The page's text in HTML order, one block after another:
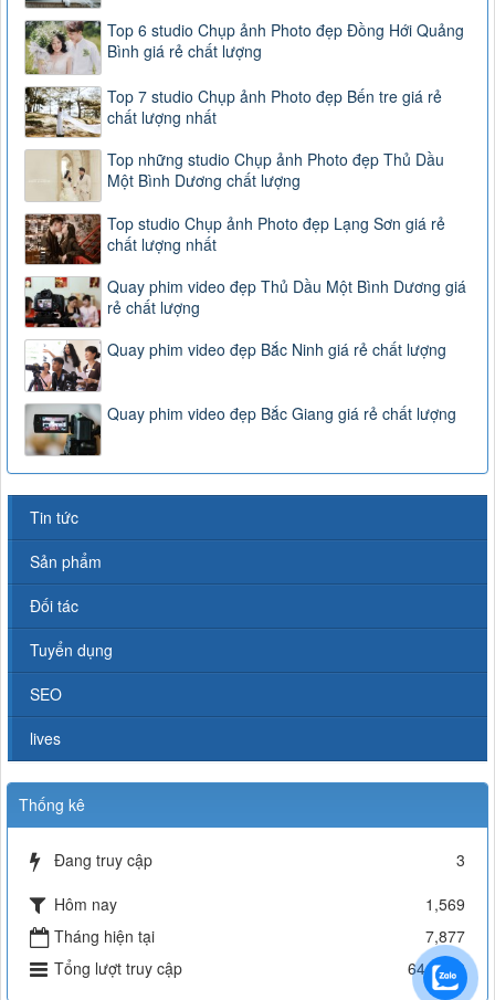
Top 6 studio Chụp ảnh Photo đẹp Đồng Hới Quảng
Bình giá rẻ chất lượng
Top 7 studio Chụp ảnh Photo đẹp Bến tre giá rẻ
chất lượng nhất
Top những studio Chụp ảnh Photo đẹp Thủ Dầu
Một Bình Dương chất lượng
Top studio Chụp ảnh Photo đẹp Lạng Sơn giá rẻ
chất lượng nhất
Quay phim video đẹp Thủ Dầu Một Bình Dương giá
rẻ chất lượng
Quay phim video đẹp Bắc Ninh giá rẻ chất lượng
Quay phim video đẹp Bắc Giang giá rẻ chất lượng
Tin tức
Sản phẩm
Đối tác
Tuyển dụng
SEO
lives
Thống kê
Đang truy cập
3
Hôm nay
1,569
Tháng hiện tại
7,877
Tổng lượt truy cập
644,708